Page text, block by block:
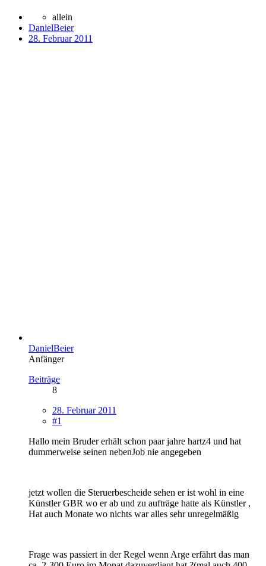
allein
DanielBeier
28. Februar 2011
DanielBeier
Anfänger
Beiträge
8
28. Februar 2011
#1
Hallo mein Bruder erhält schon paar jahre hartz4 und hat
dummerweise seinen nebenJob nie angegeben
jetzt wollen die Steruerbescheide sehen er ist wohl in eine
Künstler GBR wo er ab und zu aufträge hatte als Künstler ,
Hat auch Monate wo nichts war alles sehr unregelmäßig
Frage was passiert in der Regel wenn Arge erfährt das man